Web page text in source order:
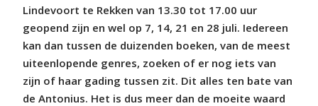
Lindevoort te Rekken van 13.30 tot 17.00 uur
geopend zijn en wel op 7, 14, 21 en 28 juli. Iedereen
kan dan tussen de duizenden boeken, van de meest
uiteenlopende genres, zoeken of er nog iets van
zijn of haar gading tussen zit. Dit alles ten bate van
de Antonius. Het is dus meer dan de moeite waard